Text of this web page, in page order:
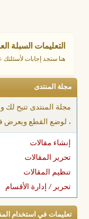
التعليمات السبلة
هنا ستجد إجابات
مجلة المنتدى
مجلة المنتدى تتيح
، لوضع القطع
إنشاء مقالات
تحرير المقالات
تنظيم المقالات
تحرير / إدارة الأقسام
تعليمات في استخدام